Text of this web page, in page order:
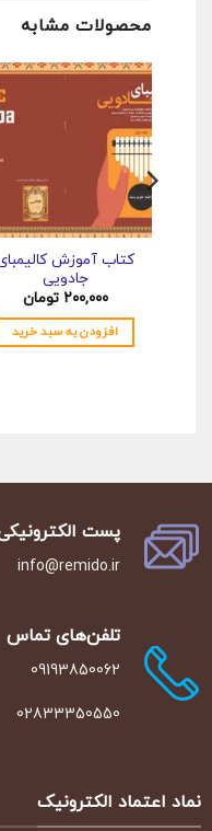
محصولات مشابه
کتاب آموزش کالیمبای
جادویی
۲۰۰,۰۰۰ تومان
افزودن به سبد خرید
پست الکترونیکی
info@remido.ir
تلفن‌‌های تماس
09193850062
02833350550
نماد اعتماد الکترونیک